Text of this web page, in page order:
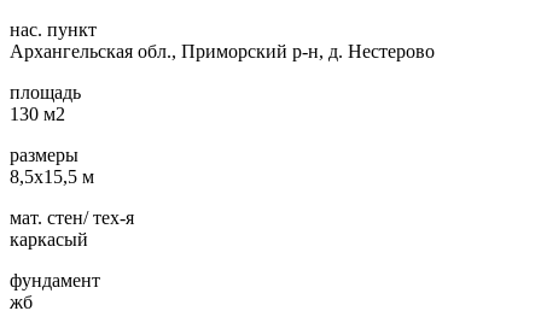
нас. пункт
Архангельская обл., Приморский р-н, д. Нестерово
площадь
130 м2
размеры
8,5х15,5 м
мат. стен/ тех-я
каркасый
фундамент
жб